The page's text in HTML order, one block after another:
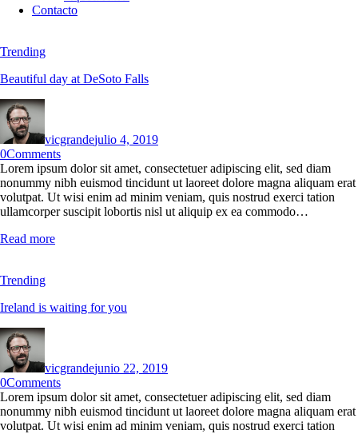
Contacto
Trending
Beautiful day at DeSoto Falls
vicgrandejulio 4, 2019
0Comments
Lorem ipsum dolor sit amet, consectetuer adipiscing elit, sed diam
nonummy nibh euismod tincidunt ut laoreet dolore magna aliquam erat
volutpat. Ut wisi enim ad minim veniam, quis nostrud exerci tation
ullamcorper suscipit lobortis nisl ut aliquip ex ea commodo…
Read more
Trending
Ireland is waiting for you
vicgrandejunio 22, 2019
0Comments
Lorem ipsum dolor sit amet, consectetuer adipiscing elit, sed diam
nonummy nibh euismod tincidunt ut laoreet dolore magna aliquam erat
volutpat. Ut wisi enim ad minim veniam, quis nostrud exerci tation